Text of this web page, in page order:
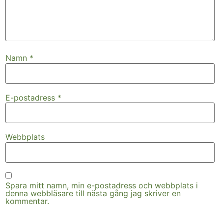
Namn *
E-postadress *
Webbplats
Spara mitt namn, min e-postadress och webbplats i
denna webbläsare till nästa gång jag skriver en
kommentar.